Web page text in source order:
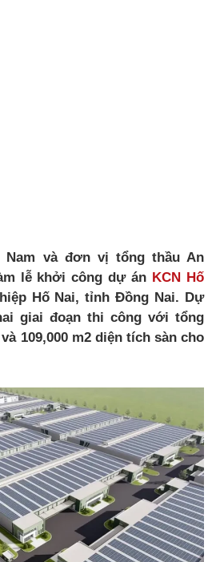
Nam và đơn vị tổng thầu An
lễ khởi công dự án KCN Hố
Hố Nai, tỉnh Đồng Nai. Dự
giai đoạn thi công với tổng
109,000 m2 diện tích sàn cho